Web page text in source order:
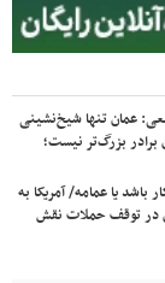
عمان تنها شیخ‌نشینی
برادر بزرگ‌تر نیست؛
باشد یا عمامه/ آمریکا به
در توقف حملات نقش